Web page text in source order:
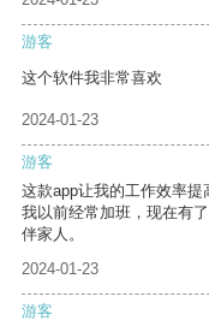
游客
这个软件我非常喜欢
2024-01-23
游客
这款app让我的工作效率提
我以前经常加班，现在有
伴家人。
2024-01-23
游客